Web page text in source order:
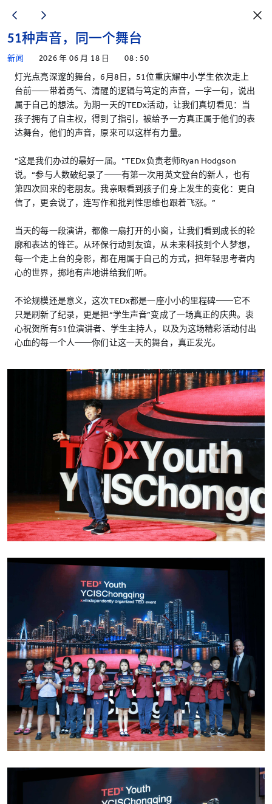
51种声音，同一个舞台
新闻 2026 年 06 月 18 日 08 : 50
灯光点亮深邃的舞台，6月8日，51位重庆耀中小学生依次走上
台前——带着勇气、清醒的逻辑与笃定的声音，一字一句，说出
属于自己的想法。为期一天的TEDx活动，让我们真切看见：当
孩子拥有了自主权，得到了指引，被给予一方真正属于他们的表
达舞台，他们的声音，原来可以这样有力量。
“这是我们办过的最好一届。”TEDx负责老师Ryan Hodgson
说。“参与人数破纪录了——有第一次用英文登台的新人，也有
第四次回来的老朋友。我亲眼看到孩子们身上发生的变化：更自
信了，更会说了，连写作和批判性思维也跟着飞涨。”
当天的每一段演讲，都像一扇打开的小窗，让我们看到成长的轮
廓和表达的锋芒。从环保行动到友谊，从未来科技到个人梦想，
每一个走上台的身影，都在用属于自己的方式，把年轻思考者内
心的世界，掷地有声地讲给我们听。
不论规模还是意义，这次TEDx都是一座小小的里程碑——它不
只是刷新了纪录，更是把“学生声音”变成了一场真正的庆典。衷
心祝贺所有51位演讲者、学生主持人，以及为这场精彩活动付出
心血的每一个人——你们让这一天的舞台，真正发光。